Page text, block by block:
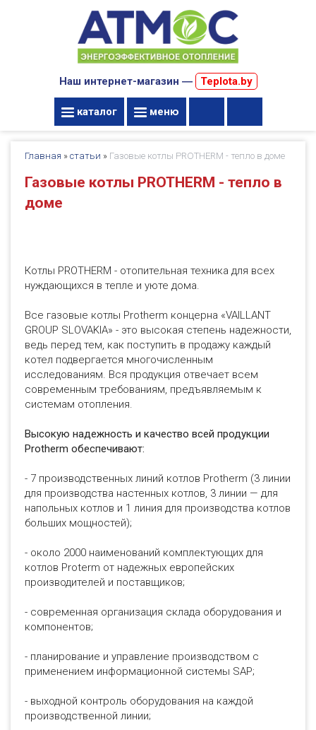
Наш интернет-магазин ― Teplota.by
каталог меню
Главная » статьи » Газовые котлы PROTHERM - тепло в доме
Газовые котлы PROTHERM - тепло в
доме
Котлы PROTHERM - отопительная техника для всех
нуждающихся в тепле и уюте дома.
Все газовые котлы Protherm концерна «VAILLANT
GROUP SLOVAKIA» - это высокая степень надежности,
ведь перед тем, как поступить в продажу каждый
котел подвергается многочисленным
исследованиям. Вся продукция отвечает всем
современным требованиям, предъявляемым к
системам отопления.
Высокую надежность и качество всей продукции
Protherm обеспечивают:
- 7 производственных линий котлов Protherm (3 линии
для производства настенных котлов, 3 линии — для
напольных котлов и 1 линия для производства котлов
больших мощностей);
- около 2000 наименований комплектующих для
котлов Proterm от надежных европейских
производителей и поставщиков;
- современная организация склада оборудования и
компонентов;
- планирование и управление производством с
применением информационной системы SAP;
- выходной контроль оборудования на каждой
производственной линии;